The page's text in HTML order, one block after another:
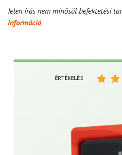
Jelen írás nem minősül befektetési
információ
ÉRTÉKELÉS